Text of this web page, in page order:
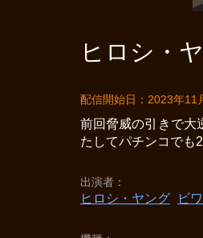
ヒロシ・
配信開始日：2023年11
前回脅威の引きで大
たしてパチンコでも
出演者
ヒロシ・ヤング ビ